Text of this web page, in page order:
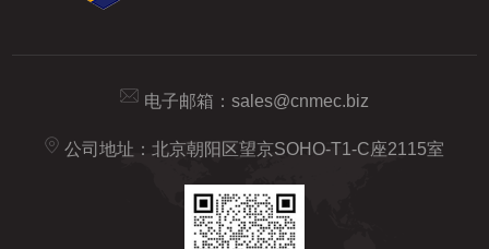
电子邮箱： sales@cnmec.biz
公司地址：北京朝阳区望京SOHO-T1-C座2115室